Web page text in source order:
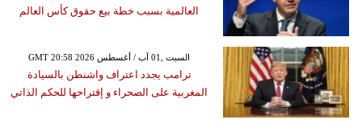
العالمية بسبب خطة بيع حقوق كأس العالم
GMT 20:58 2026 السبت ,01 آب / أغسطس
ترامب يجدد اعتراف واشنطن بالسيادة
المغربية على الصحراء و إقتراحها للحكم الذاتي